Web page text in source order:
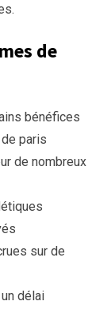
de
bénéfices
paris
de nombreux
sur de
délai